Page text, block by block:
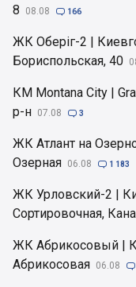
8
08.08  166
ЖК Оберіг-2 |
Бориспольская, 40
КМ Montana City |
р-н 07.08  3
ЖК Атлант на
Озерная 06.08  1 183
ЖК Урловский-2 |
Сортировочная,
ЖК Абрикосовый |
Абрикосовая 06.08 